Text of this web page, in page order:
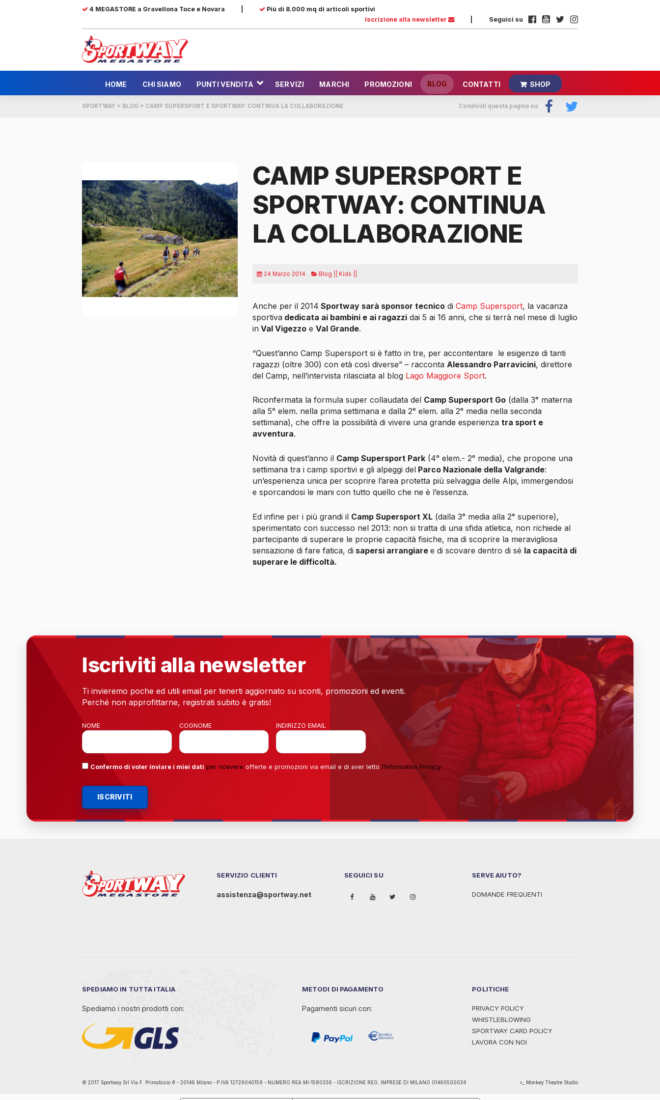
4 MEGASTORE a Gravellona Toce e Novara
Più di 8.000 mq di articoli sportivi
Iscrizione alla newsletter
Seguici su
HOME CHI SIAMO PUNTI VENDITA SERVIZI MARCHI PROMOZIONI BLOG CONTATTI SHOP
SPORTWAY > BLOG > CAMP SUPERSPORT E SPORTWAY: CONTINUA LA COLLABORAZIONE Condividi questa pagina su:
CAMP SUPERSPORT E
SPORTWAY: CONTINUA
LA COLLABORAZIONE
24 Marzo 2014 Blog || Kids ||
Anche per il 2014 Sportway sarà sponsor tecnicodiCamp Supersport, la vacanza
sportivadedicata ai bambini e ai ragazzidai 5 ai 16 anni, che si terrà nel mese di luglio
inVal Vigezzoe Val Grande.
“Quest’anno Camp Supersport si è fatto in tre, per accontentare le esigenze di tanti
ragazzi (oltre 300) con età così diverse” – racconta Alessandro Parravicini, direttore
del Camp, nell’intervista rilasciata al blogLago Maggiore Sport.
Riconfermata la formula super collaudata del Camp Supersport Go(dalla 3° materna
alla 5° elem. nella prima settimana e dalla 2° elem. alla 2° media nella seconda
settimana), che offre la possibilità di vivere una grande esperienza tra sport e
avventura.
Novità di quest’anno il Camp Supersport Park(4° elem.- 2° media), che propone una
settimana tra i camp sportivi e gli alpeggi delParco Nazionale della Valgrande:
un’esperienza unica per scoprire l’area protetta più selvaggia delle Alpi, immergendosi
e sporcandosi le mani con tutto quello che ne è l’essenza.
Ed infine per i più grandi il Camp Supersport XL(dalla 3° media alla 2° superiore),
sperimentato con successo nel 2013: non si tratta di una sfida atletica, non richiede al
partecipante di superare le proprie capacità fisiche, ma di scoprire la meravigliosa
sensazione di fare fatica, disapersi arrangiare e di scovare dentro di sé la capacità di
superare le difficoltà.
Iscriviti alla newsletter
Ti invieremo poche ed utili email per tenerti aggiornato su sconti, promozioni ed eventi.
Perché non approfittarne, registrati subito è gratis!
NOME COGNOME INDIRIZZO EMAIL
Confermo di voler inviare i miei dati per ricevere offerte e promozioni via email e di aver letto l’Informativa Privacy.
ISCRIVITI
SERVIZIO CLIENTI
assistenza@sportway.net
SEGUICI SU SERVE AIUTO?
DOMANDE FREQUENTI
SPEDIAMO IN TUTTA ITALIA
Spediamo i nostri prodotti con:
METODI DI PAGAMENTO
Pagamenti sicuri con:
POLITICHE
PRIVACY POLICY
WHISTLEBLOWING
SPORTWAY CARD POLICY
LAVORA CON NOI
© 2017 Sportway Srl Via F. Primaticcio 8 - 20146 Milano - P.IVA 12729040159 - NUMERO REA MI-1580336 - ISCRIZIONE REG. IMPRESE DI MILANO 01460500034 >_ Monkey Theatre Studio